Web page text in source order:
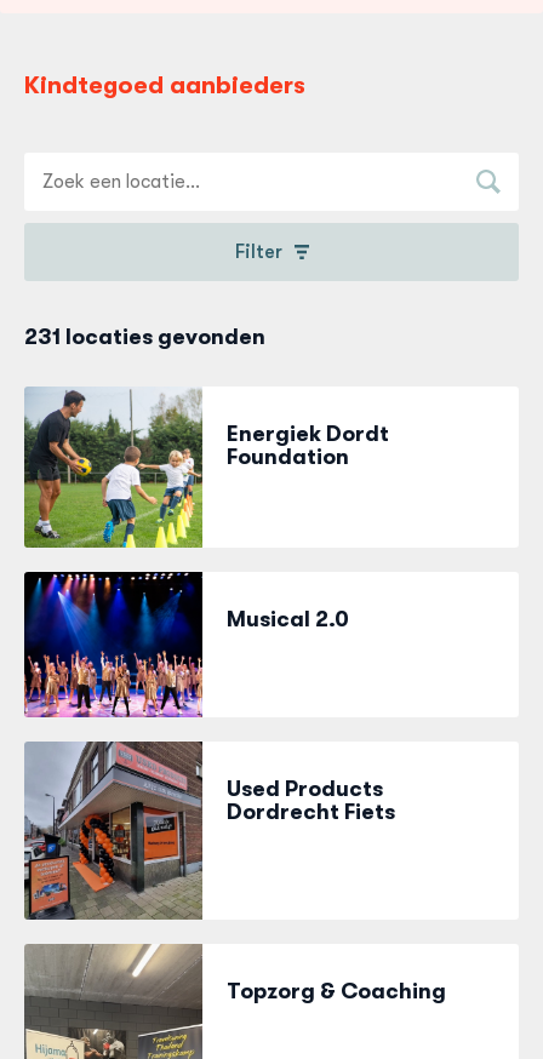
Kindtegoed aanbieders
Filter
231 locaties gevonden
Energiek Dordt
Foundation
Musical 2.0
Used Products
Dordrecht Fiets
Topzorg & Coaching